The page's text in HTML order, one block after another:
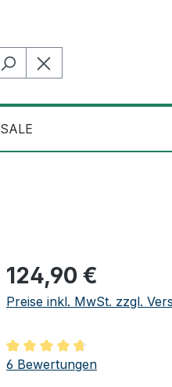
SALE
Regulärer Preis:
124,90 €
Preise inkl. MwSt. zzgl.
Durchschnittliche
6 Bewertungen